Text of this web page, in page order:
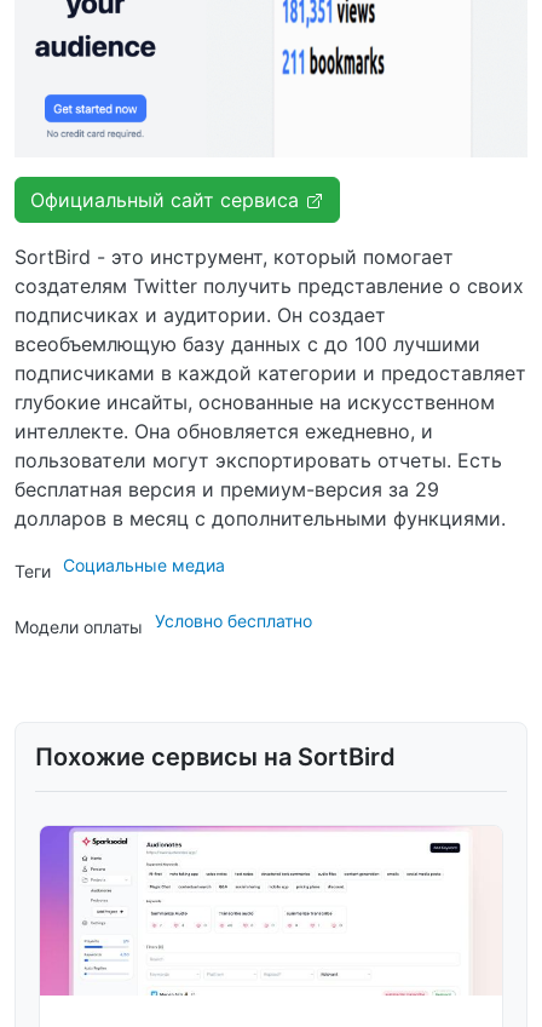
Официальный сайт сервиса
SortBird - это инструмент, который помогает
создателям Twitter получить представление о своих
подписчиках и аудитории. Он создает
всеобъемлющую базу данных с до 100 лучшими
подписчиками в каждой категории и предоставляет
глубокие инсайты, основанные на искусственном
интеллекте. Она обновляется ежедневно, и
пользователи могут экспортировать отчеты. Есть
бесплатная версия и премиум-версия за 29
долларов в месяц с дополнительными функциями.
Теги Социальные медиа
Модели оплаты Условно бесплатно
Похожие сервисы на SortBird